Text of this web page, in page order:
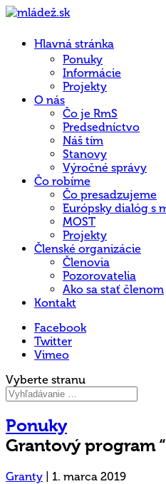
Hlavná stránka
Ponuky
Informácie
Projekty
O nás
Čo je RmS
Predsedníctvo
Náš tím
Stanovy
Výročné správy
Čo robíme
Čo presadzujeme
Európsky dialóg s
MOST
Projekty
Členské organizácie
Členovia
Pozorovatelia
Ako sa stať členom
Kontakt
Facebook
Twitter
Vimeo
Vyberte stranu
Ponuky
Grantový program
Granty 1. marca 2019